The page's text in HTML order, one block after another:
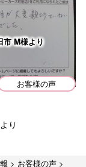
市 M様より
お客様の声
り
> お客様の声 >